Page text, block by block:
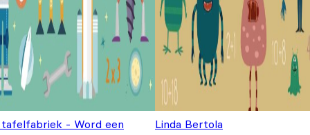
tafelfabriek - Word een
Linda Bertola